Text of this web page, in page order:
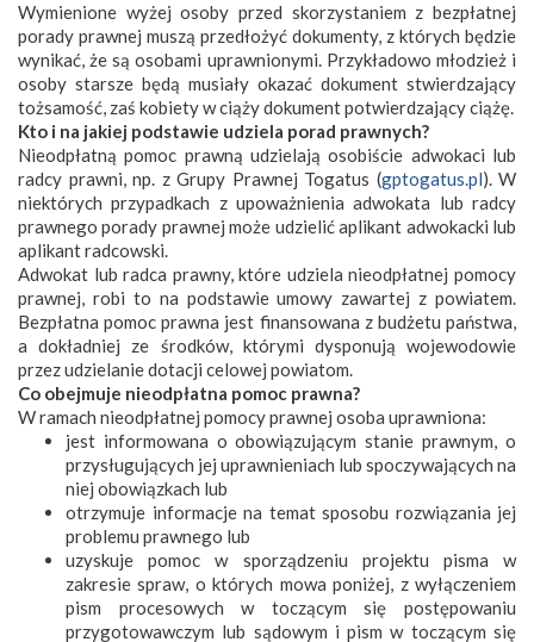
Wymienione wyżej osoby przed skorzystaniem z bezpłatnej
porady prawnej muszą przedłożyć dokumenty, z których będzie
wynikać, że są osobami uprawnionymi. Przykładowo młodzież i
osoby starsze będą musiały okazać dokument stwierdzający
tożsamość, zaś kobiety w ciąży dokument potwierdzający ciążę.
Kto i na jakiej podstawie udziela porad prawnych?
Nieodpłatną pomoc prawną udzielają osobiście adwokaci lub
radcy prawni, np. z Grupy Prawnej Togatus (gptogatus.pl). W
niektórych przypadkach z upoważnienia adwokata lub radcy
prawnego porady prawnej może udzielić aplikant adwokacki lub
aplikant radcowski.
Adwokat lub radca prawny, które udziela nieodpłatnej pomocy
prawnej, robi to na podstawie umowy zawartej z powiatem.
Bezpłatna pomoc prawna jest finansowana z budżetu państwa,
a dokładniej ze środków, którymi dysponują wojewodowie
przez udzielanie dotacji celowej powiatom.
Co obejmuje nieodpłatna pomoc prawna?
W ramach nieodpłatnej pomocy prawnej osoba uprawniona:
jest informowana o obowiązującym stanie prawnym, o
przysługujących jej uprawnieniach lub spoczywających na
niej obowiązkach lub
otrzymuje informacje na temat sposobu rozwiązania jej
problemu prawnego lub
uzyskuje pomoc w sporządzeniu projektu pisma w
zakresie spraw, o których mowa poniżej, z wyłączeniem
pism procesowych w toczącym się postępowaniu
przygotowawczym lub sądowym i pism w toczącym się